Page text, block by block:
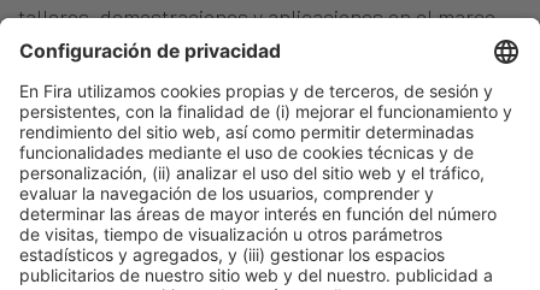
talleres, demostraciones y aplicaciones en el marco
del Aula de Formación que ofrecerá sesiones
prácticas con las últimas novedades en productos y
servicios dirigidos a profesionales.
Barcelona, 6 de marzo de 2022
Albert Sas Gimeno
932332378